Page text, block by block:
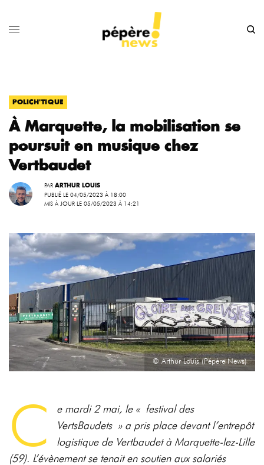
POLICH'TIQUE
À Marquette, la mobilisation se
poursuit en musique chez
Vertbaudet
PAR ARTHUR LOUIS
PUBLIÉ LE 04/05/2023 À 18:00
MIS À JOUR LE 05/05/2023 À 14:21
© Arthur Louis (Pépère News)
C
e mardi 2 mai, le « festival des
VertsBaudets » a pris place devant l’entrepôt
logistique de Vertbaudet à Marquette-lez-Lille
(59). L’évènement se tenait en soutien aux salariés